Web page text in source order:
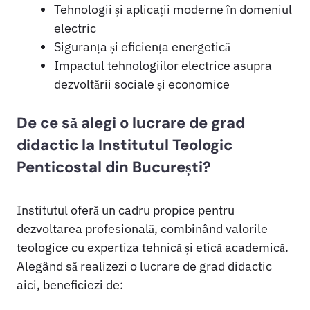
Tehnologii și aplicații moderne în domeniul
electric
Siguranța și eficiența energetică
Impactul tehnologiilor electrice asupra
dezvoltării sociale și economice
De ce să alegi o lucrare de grad
didactic la Institutul Teologic
Penticostal din București?
Institutul oferă un cadru propice pentru
dezvoltarea profesională, combinând valorile
teologice cu expertiza tehnică și etică academică.
Alegând să realizezi o lucrare de grad didactic
aici, beneficiezi de: